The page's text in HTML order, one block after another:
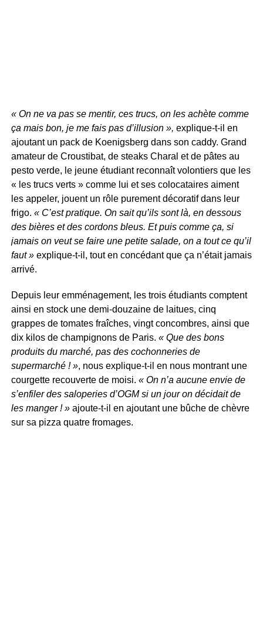
« On ne va pas se mentir, ces trucs, on les achète comme
ça mais bon, je me fais pas d’illusion », explique-t-il en
ajoutant un pack de Koenigsberg dans son caddy. Grand
amateur de Croustibat, de steaks Charal et de pâtes au
pesto verde, le jeune étudiant reconnaît volontiers que les
« les trucs verts » comme lui et ses colocataires aiment
les appeler, jouent un rôle purement décoratif dans leur
frigo. « C’est pratique. On sait qu’ils sont là, en dessous
des bières et des cordons bleus. Et puis comme ça, si
jamais on veut se faire une petite salade, on a tout ce qu’il
faut »explique-t-il, tout en concédant que ça n’était jamais
arrivé.
Depuis leur emménagement, les trois étudiants comptent
ainsi en stock une demi-douzaine de laitues, cinq
grappes de tomates fraîches, vingt concombres, ainsi que
dix kilos de champignons de Paris. « Que des bons
produits du marché, pas des cochonneries de
supermarché ! », nous explique-t-il en nous montrant une
courgette recouverte de moisi. « On n’a aucune envie de
s’enfiler des saloperies d’OGM si un jour on décidait de
les manger ! »ajoute-t-il en ajoutant une bûche de chèvre
sur sa pizza quatre fromages.